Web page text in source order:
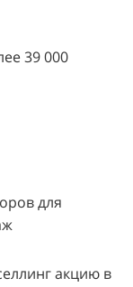
39 000
для
акцию в